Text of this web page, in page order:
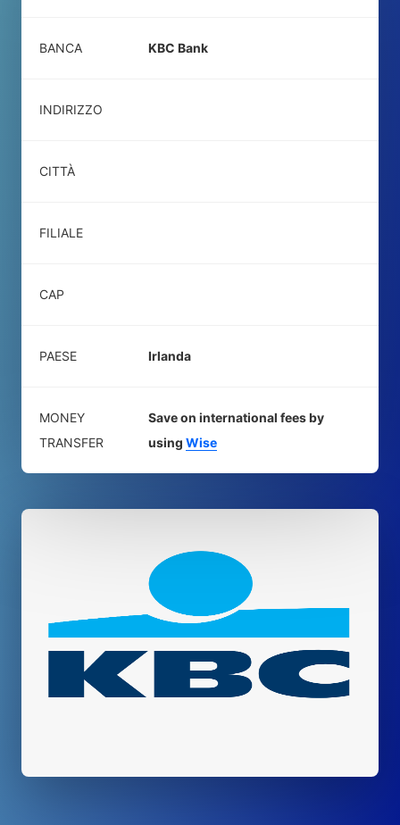
BANCA KBC Bank
INDIRIZZO
CITTÀ
FILIALE
CAP
PAESE Irlanda
MONEY
TRANSFER
Save on international fees by
using Wise